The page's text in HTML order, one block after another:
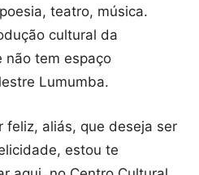
teatro, música.
cultural da
não tem espaço
Lumumba.
feliz, aliás, que deseja ser
estou te